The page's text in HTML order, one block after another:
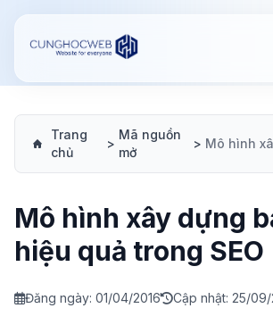
Trang
chủ
>
Mã nguồn
mở
>
Mô hình xây dựng
hiệu quả trong SEO
Đăng ngày: 01/04/2016 Cập nhật: 25/